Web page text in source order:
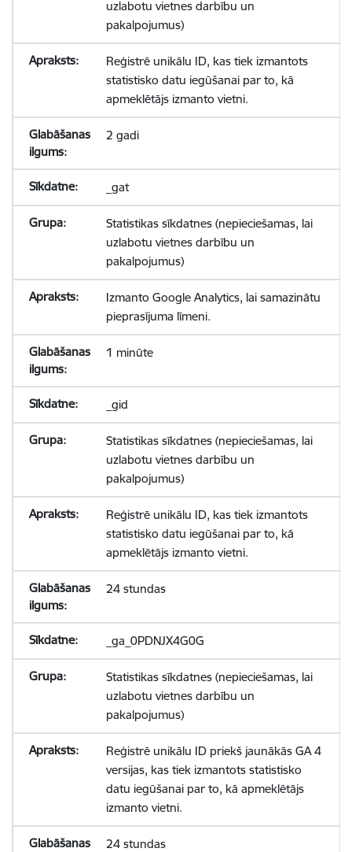
uzlabotu vietnes darbību un
pakalpojumus)
Reģistrē unikālu ID, kas tiek izmantots
statistisko datu iegūšanai par to, kā
apmeklētājs izmanto vietni.
2 gadi
_gat
Statistikas sīkdatnes (nepieciešamas, lai
uzlabotu vietnes darbību un
pakalpojumus)
Izmanto Google Analytics, lai samazinātu
pieprasījuma līmeni.
1 minūte
_gid
Statistikas sīkdatnes (nepieciešamas, lai
uzlabotu vietnes darbību un
pakalpojumus)
Reģistrē unikālu ID, kas tiek izmantots
statistisko datu iegūšanai par to, kā
apmeklētājs izmanto vietni.
24 stundas
_ga_0PDNJX4G0G
Statistikas sīkdatnes (nepieciešamas, lai
uzlabotu vietnes darbību un
pakalpojumus)
Reģistrē unikālu ID priekš jaunākās GA 4
versijas, kas tiek izmantots statistisko
datu iegūšanai par to, kā apmeklētājs
izmanto vietni.
24 stundas